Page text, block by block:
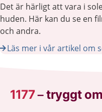
Det är härligt att vara i
huden. Här kan du se en
och andra.
Läs mer i vår artikel om
1177–tryggt